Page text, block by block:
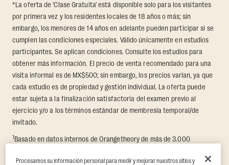
*La oferta de 'Clase Gratuita' está disponible solo para los visitantes
por primera vez y los residentes locales de 18 años o más; sin
embargo, los menores de 14 años en adelante pueden participar si se
cumplen las condiciones especiales. Válido únicamente en estudios
participantes. Se aplican condiciones. Consulte los estudios para
obtener más información. El precio de venta recomendado para una
visita informal es de MX$500; sin embargo, los precios varían, ya que
cada estudio es de propiedad y gestión individual. La oferta puede
estar sujeta a la finalización satisfactoria del examen previo al
ejercicio y/o a los términos estándar de membresía temporal/de
invitado.
1Basado en datos internos de Orangetheory de más de 3.000
semanas, en el que se midió la pérdida promedio de grasa y el
Procesamos su información personal para medir y mejorar nuestros sitios y